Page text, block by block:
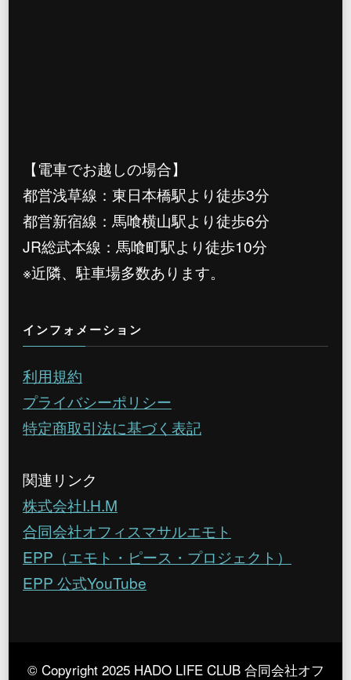
【電車でお越しの場合】
都営浅草線：東日本橋駅より徒歩3分
都営新宿線：馬喰横山駅より徒歩6分
JR総武本線：馬喰町駅より徒歩10分
※近隣、駐車場多数あります。
インフォメーション
利用規約
プライバシーポリシー
特定商取引法に基づく表記
関連リンク
株式会社I.H.M
合同会社オフィスマサルエモト
EPP（エモト・ピース・プロジェクト）
EPP 公式YouTube
© Copyright 2025 HADO LIFE CLUB 合同会社オフ